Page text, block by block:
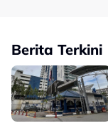
Berita Terkini